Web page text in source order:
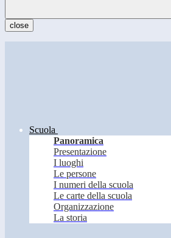
close
Scuola
Panoramica
Presentazione
I luoghi
Le persone
I numeri della scuola
Le carte della scuola
Organizzazione
La storia